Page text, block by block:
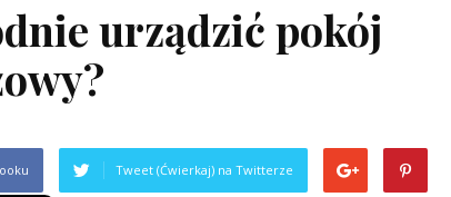
urządzić pokój
Tweet (Ćwierkaj) na Twitterze